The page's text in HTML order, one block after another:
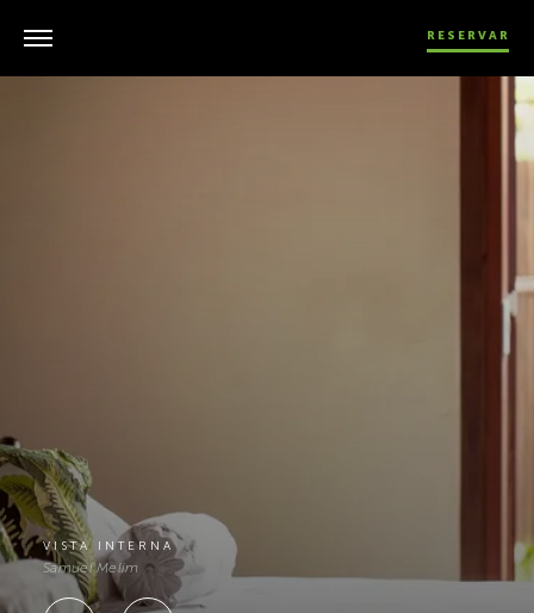
RESERVAR
VISTA INTERNA
Samuel Melim